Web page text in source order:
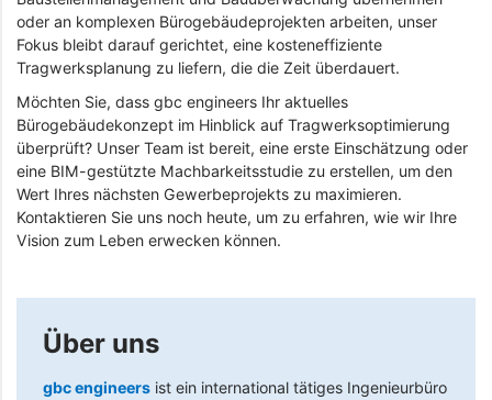
oder an komplexen Bürogebäudeprojekten arbeiten, unser
Fokus bleibt darauf gerichtet, eine kosteneffiziente
Tragwerksplanung zu liefern, die die Zeit überdauert.
Möchten Sie, dass gbc engineers Ihr aktuelles
Bürogebäudekonzept im Hinblick auf Tragwerksoptimierung
überprüft? Unser Team ist bereit, eine erste Einschätzung oder
eine BIM-gestützte Machbarkeitsstudie zu erstellen, um den
Wert Ihres nächsten Gewerbeprojekts zu maximieren.
Kontaktieren Sie uns noch heute, um zu erfahren, wie wir Ihre
Vision zum Leben erwecken können.
Über uns
gbc engineers ist ein international tätiges Ingenieurbüro